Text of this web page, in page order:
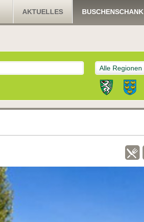
AKTUELLES BUSCHENSCHANK
Alle Regionen